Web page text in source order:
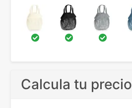
Calcula tu precio